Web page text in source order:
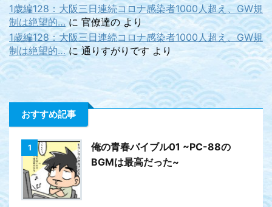
1歳編128：大阪三日連続コロナ感染者1000人超え、GW規
制は絶望的… に 官僚達のより
1歳編128：大阪三日連続コロナ感染者1000人超え、GW規
制は絶望的… に 通りすがりです より
おすすめ記事
1
俺の青春バイブル01 ~PC-88の
BGMは最高だった~